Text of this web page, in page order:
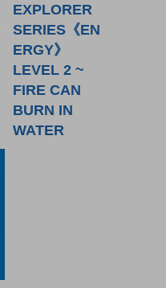
EXPLORER
SERIES《EN
ERGY》
LEVEL 2 ~
FIRE CAN
BURN IN
WATER